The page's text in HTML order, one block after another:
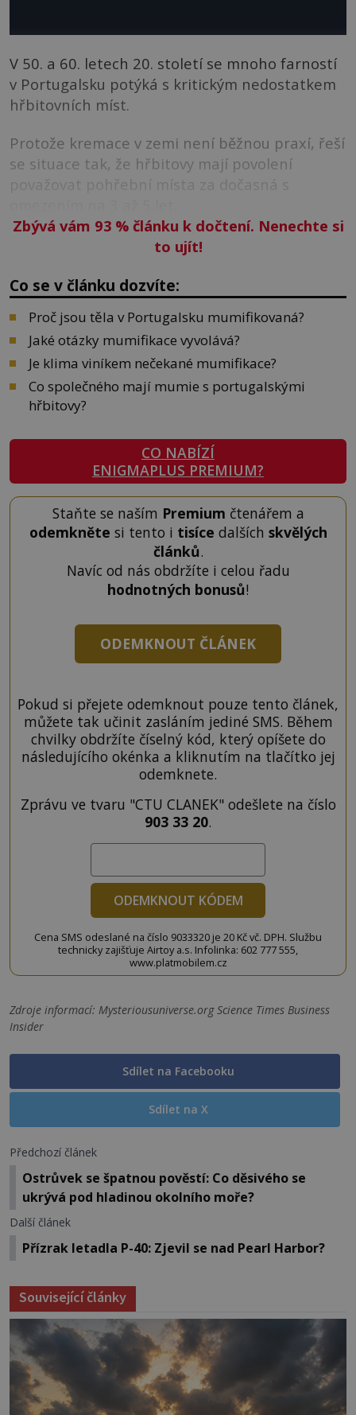
V 50. a 60. letech 20. století se mnoho farností
v Portugalsku potýká s kritickým nedostatkem
hřbitovních míst.
Protože kremace v zemi není běžnou praxí, řeší
se situace tak, že hřbitovy mají povolení
považovat pohřební místa za dočasná s
Zbývá vám 93 %článku k dočtení. Nenechte si
to ujít!
Co se v článku dozvíte:
Proč jsou těla v Portugalsku mumifikovaná?
Jaké otázky mumifikace vyvolává?
Je klima viníkem nečekané mumifikace?
Co společného mají mumie s portugalskými
hřbitovy?
CO NABÍZÍ
ENIGMAPLUS PREMIUM?
Staňte se naším Premium čtenářem a
odemkněte si tento i tisíce dalších skvělých
článků.
Navíc od nás obdržíte i celou řadu
hodnotných bonusů!
ODEMKNOUT ČLÁNEK
Pokud si přejete odemknout pouze tento článek,
můžete tak učinit zasláním jediné SMS. Během
chvilky obdržíte číselný kód, který opíšete do
následujícího okénka a kliknutím na tlačítko jej
odemknete.
Zprávu ve tvaru "CTU CLANEK" odešlete na číslo
903 33 20.
ODEMKNOUT KÓDEM
Cena SMS odeslané na číslo 9033320 je 20 Kč vč. DPH. Službu
technicky zajišťuje Airtoy a.s. Infolinka: 602 777 555,
www.platmobilem.cz
Zdroje informací: Mysteriousuniverse.org Science Times Business
Insider
Sdílet na Facebooku
Sdílet na X
Předchozí článek
Ostrůvek se špatnou pověstí: Co děsivého se
ukrývá pod hladinou okolního moře?
Další článek
Přízrak letadla P-40: Zjevil se nad Pearl Harbor?
Související články